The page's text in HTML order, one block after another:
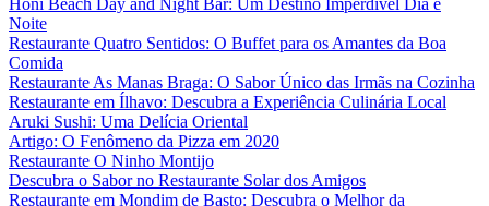
Noite
Restaurante Quatro Sentidos: O Buffet para os Amantes da Boa
Comida
Restaurante As Manas Braga: O Sabor Único das Irmãs na Cozinha
Restaurante em Ílhavo: Descubra a Experiência Culinária Local
Aruki Sushi: Uma Delícia Oriental
Artigo: O Fenômeno da Pizza em 2020
Restaurante O Ninho Montijo
Descubra o Sabor no Restaurante Solar dos Amigos
Restaurante em Mondim de Basto: Descubra o Melhor da